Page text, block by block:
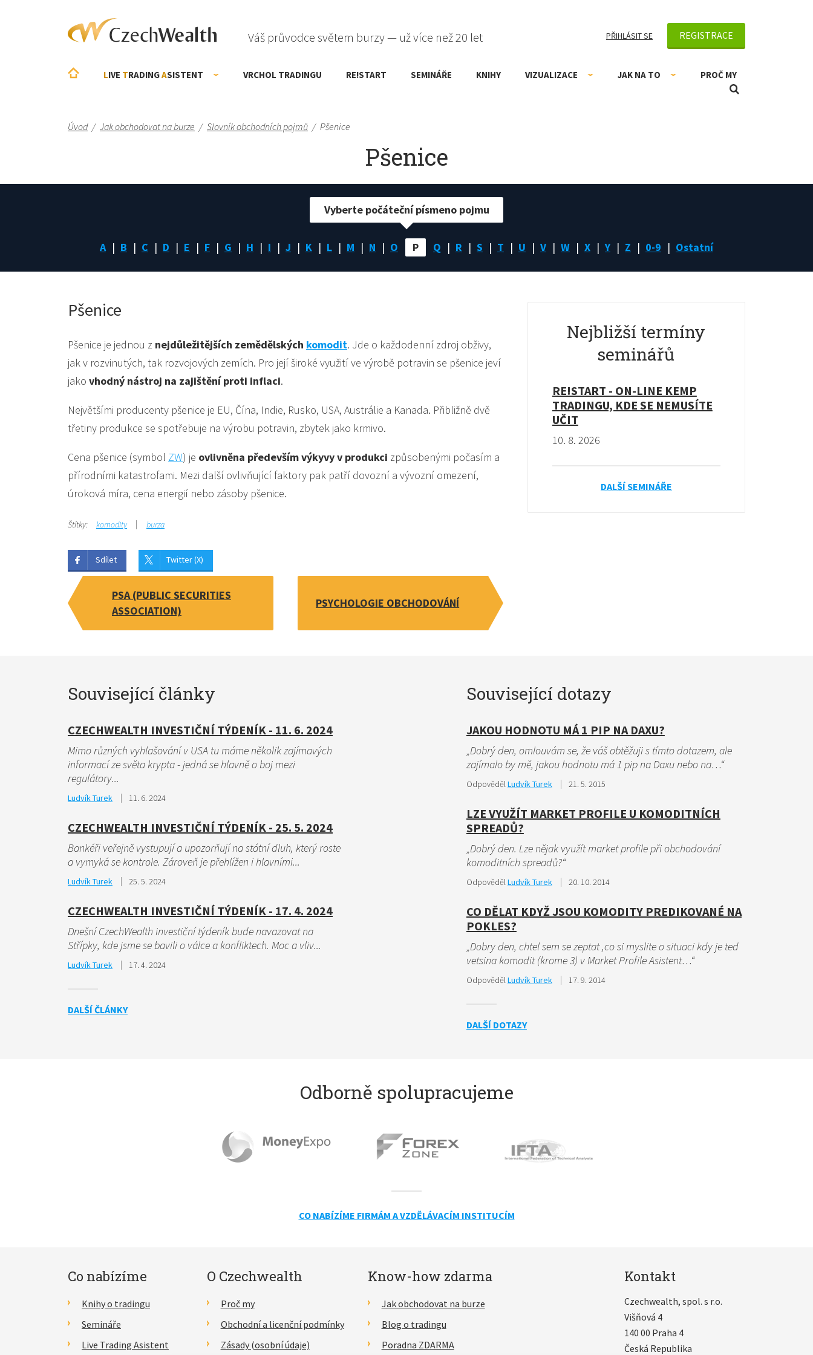
Váš průvodce světem burzy — už více než 20 let PŘIHLÁSIT SE REGISTRACE
LIVE TRADINGASISTENT VRCHOL TRADINGU RE!START SEMINÁŘE KNIHY VIZUALIZACE JAK NA TO PROČ MY
Úvod / Jak obchodovat na burze / Slovník obchodních pojmů / Pšenice
Pšenice
A B C D E F G H I J K L M N O P Q R S T U V W X Y Z 0-9 Ostatní
Vyberte počáteční písmeno pojmu
Pšenice
Pšenice je jednou z nejdůležitějších zemědělských komodit. Jde o každodenní zdroj obživy,
jak v rozvinutých, tak rozvojových zemích. Pro její široké využití ve výrobě potravin se pšenice jeví
jako vhodný nástroj na zajištění proti inflaci.
Největšími producenty pšenice je EU, Čína, Indie, Rusko, USA, Austrálie a Kanada. Přibližně dvě
třetiny produkce se spotřebuje na výrobu potravin, zbytek jako krmivo.
Cena pšenice (symbol ZW) je ovlivněna především výkyvy v produkci způsobenými počasím a
přírodními katastrofami. Mezi další ovlivňující faktory pak patří dovozní a vývozní omezení,
úroková míra, cena energií nebo zásoby pšenice.
Štítky: komodity burza
Sdílet Twitter (X)
PSA (PUBLIC SECURITIES
ASSOCIATION)
PSYCHOLOGIE OBCHODOVÁNÍ
Nejbližší termíny
seminářů
RE!START - ON-LINE KEMP
TRADINGU, KDE SE NEMUSÍTE
UČIT
10. 8. 2026
DALŠÍ SEMINÁŘE
Související články
CZECHWEALTH INVESTIČNÍ TÝDENÍK - 11. 6. 2024
Mimo různých vyhlašování v USA tu máme několik zajímavých
informací ze světa krypta - jedná se hlavně o boj mezi
regulátory...
Ludvík Turek 11. 6. 2024
CZECHWEALTH INVESTIČNÍ TÝDENÍK - 25. 5. 2024
Bankéři veřejně vystupují a upozorňují na státní dluh, který roste
a vymyká se kontrole. Zároveň je přehlížen i hlavními...
Ludvík Turek 25. 5. 2024
CZECHWEALTH INVESTIČNÍ TÝDENÍK - 17. 4. 2024
Dnešní CzechWealth investiční týdeník bude navazovat na
Střípky, kde jsme se bavili o válce a konfliktech. Moc a vliv...
Ludvík Turek 17. 4. 2024
DALŠÍ ČLÁNKY
Související dotazy
JAKOU HODNOTU MÁ 1 PIP NA DAXU?
„Dobrý den, omlouvám se, že váš obtěžuji s tímto dotazem, ale
zajímalo by mě, jakou hodnotu má 1 pip na Daxu nebo na…“
OdpovědělLudvík Turek 21. 5. 2015
LZE VYUŽÍT MARKET PROFILE U KOMODITNÍCH
SPREADŮ?
„Dobrý den. Lze nějak využít market profile při obchodování
komoditních spreadů?“
OdpovědělLudvík Turek 20. 10. 2014
CO DĚLAT KDYŽ JSOU KOMODITY PREDIKOVANÉ NA
POKLES?
„Dobry den, chtel sem se zeptat ,co si myslite o situaci kdy je ted
vetsina komodit (krome 3) v Market Profile Asistent…“
OdpovědělLudvík Turek 17. 9. 2014
DALŠÍ DOTAZY
Odborně spolupracujeme
CO NABÍZÍME FIRMÁM A VZDĚLÁVACÍM INSTITUCÍM
Co nabízíme
Knihy o tradingu
Semináře
Live Trading Asistent
O Czechwealth
Proč my
Obchodní a licenční podmínky
Zásady (osobní údaje)
Know-how zdarma
Jak obchodovat na burze
Blog o tradingu
Poradna ZDARMA
Kontakt
Czechwealth, spol. s r.o.
Višňová 4
140 00 Praha 4
Česká Republika